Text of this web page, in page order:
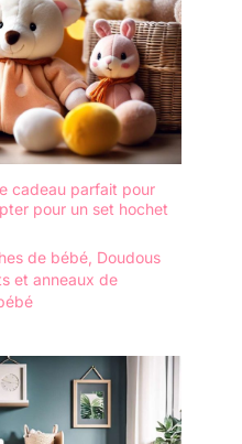
cadeau parfait pour
pour un set hochet
de bébé Doudous
et anneaux de